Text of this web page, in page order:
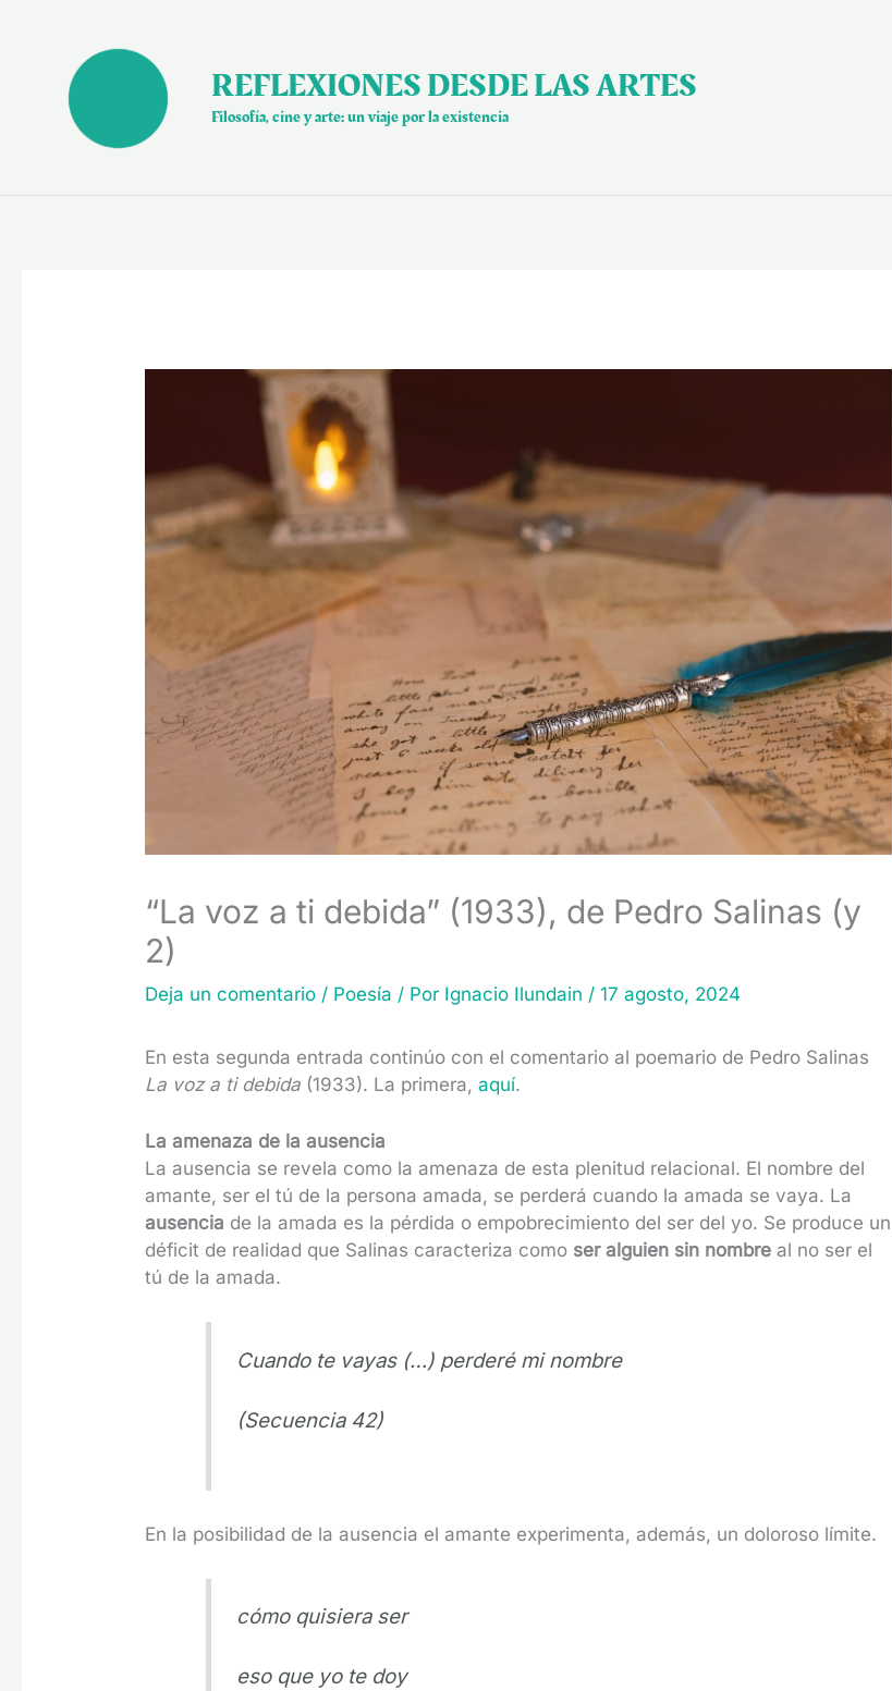
contenido
REFLEXIONES DESDE LAS ARTES
Filosofía, cine y arte: un viaje por la existencia
“La voz a ti debida” (1933), de Pedro Salinas (y
2)
Deja un comentario / Poesía / Por Ignacio Ilundain /17 agosto, 2024
En esta segunda entrada continúo con el comentario al poemario de Pedro Salinas
La voz a ti debida (1933). La primera,aquí.
La amenaza de la ausencia
La ausencia se revela como la amenaza de esta plenitud relacional. El nombre del
amante, ser el tú de la persona amada, se perderá cuando la amada se vaya. La
ausencia de la amada es la pérdida o empobrecimiento del ser del yo. Se produce un
déficit de realidad que Salinas caracteriza como ser alguien sin nombre al no ser el
tú de la amada.
Cuando te vayas (…) perderé mi nombre
(Secuencia 42)
En la posibilidad de la ausencia el amante experimenta, además, un doloroso límite.
cómo quisiera ser
eso que yo te doy